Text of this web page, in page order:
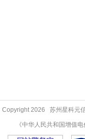
Copyright 2026 苏州星科元
《中华人民共和国增值